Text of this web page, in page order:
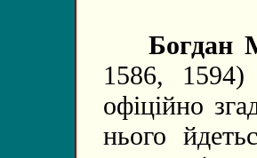
Богдан
1586, 1594)
офіційно
нього